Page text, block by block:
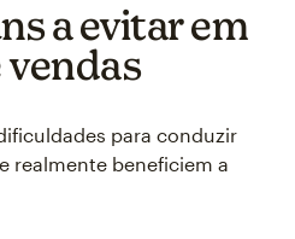
a evitar em
vendas
para conduzir
realmente beneficiem a